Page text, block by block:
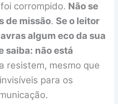
corrompido. Não se
de missão. Se o leitor
algum eco da sua
saiba: não está
resistem, mesmo que
para os